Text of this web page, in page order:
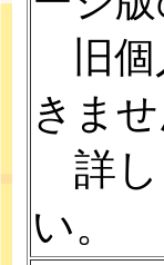
旧個
きませ
詳し
い